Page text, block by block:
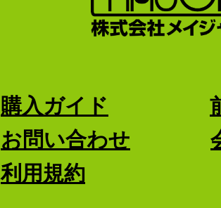
購入ガイド
お問い合わせ
利用規約